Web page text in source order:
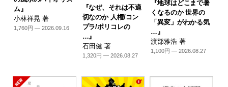
ム』
小林祥晃 著
1,760円 — 2026.09.16
『なぜ、それは不適
切なのか 人権/コン
プラ/ポリコレの
…』
石田健 著
1,320円 — 2026.08.27
『地球はどこまで暑
くなるのか 世界の
「異変」がわかる気
…』
渡部雅浩 著
1,100円 — 2026.08.27